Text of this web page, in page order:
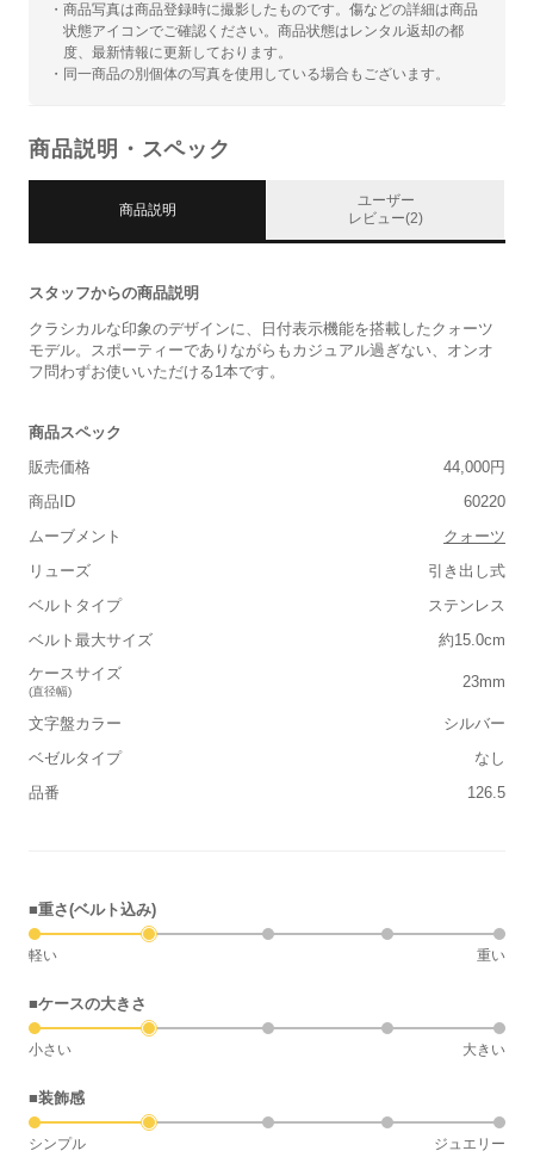
・商品写真は商品登録時に撮影したものです。傷などの詳細は商品
状態アイコンでご確認ください。商品状態はレンタル返却の都
度、最新情報に更新しております。
・同一商品の別個体の写真を使用している場合もございます。
商品説明・スペック
商品説明
ユーザー
レビュー(2)
スタッフからの商品説明
クラシカルな印象のデザインに、日付表示機能を搭載したクォーツ
モデル。スポーティーでありながらもカジュアル過ぎない、オンオ
フ問わずお使いいただける1本です。
商品スペック
販売価格
44,000円
商品ID
60220
ムーブメント
クォーツ
リューズ
引き出し式
ベルトタイプ
ステンレス
ベルト最大サイズ
約15.0cm
ケースサイズ
(直径幅)
23mm
文字盤カラー
シルバー
ベゼルタイプ
なし
品番
126.5
■重さ(ベルト込み)
軽い 重い
■ケースの大きさ
小さい 大きい
■装飾感
シンプル ジュエリー